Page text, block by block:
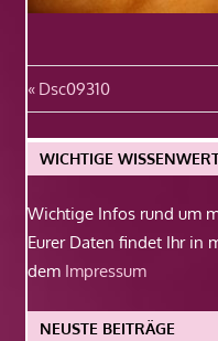
Vorheriger
Beitrag:
Dsc09310
WICHTIGE
Wichtige Infos rund um
Eurer Daten findet Ihr in
dem Impressum
NEUSTE BEITRÄGE